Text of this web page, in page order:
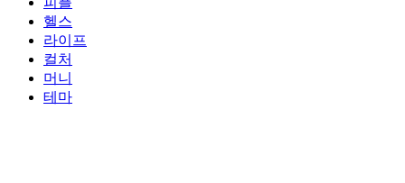
헬스
라이프
컬처
머니
테마